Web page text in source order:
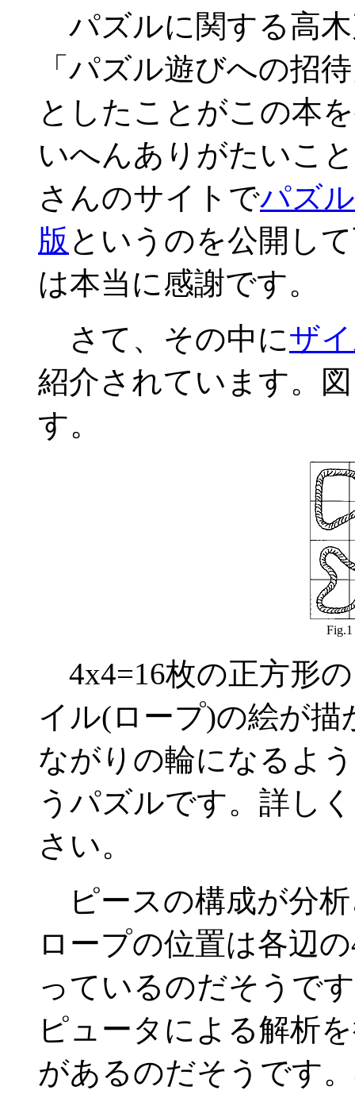
パズルに関する高
「パズル遊びへの招
としたことがこの本
いへんありがたいこ
さんのサイトでパズ
版 というのを公開し
は本当に感謝です。
さて、その中にザ
紹介されています。
す。
4x4=16枚の正方形
イル(ロープ)の絵が
ながりの輪になるよ
うパズルです。詳し
さい。
ピースの構成が分
ロープの位置は各辺
っているのだそうで
ピュータによる解析
があるのだそうです